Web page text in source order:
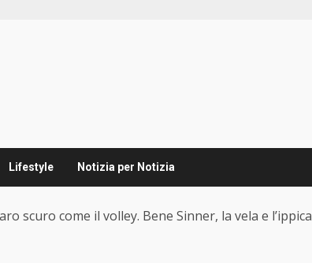
Lifestyle Notizia per Notizia
scuro come il volley. Bene Sinner, la vela e l’ippica